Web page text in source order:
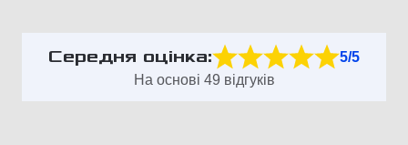
Середня оцінка:
5/5
На основі 49 відгуків